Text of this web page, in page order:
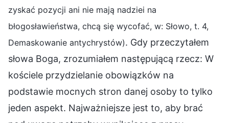
zyskać pozycji ani nie mają nadziei na
błogosławieństwa, chcą się wycofać, w: Słowo, t. 4,
Demaskowanie antychrystów). Gdy przeczytałem
słowa Boga, zrozumiałem następującą rzecz: W
kościele przydzielanie obowiązków na
podstawie mocnych stron danej osoby to tylko
jeden aspekt. Najważniejsze jest to, aby brać